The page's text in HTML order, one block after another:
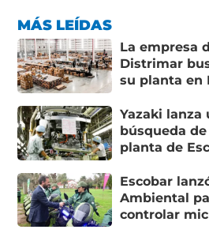
MÁS LEÍDAS
La empresa
Distrimar
su planta en
Yazaki lanza
búsqueda
planta de
Escobar
Ambiental
controlar